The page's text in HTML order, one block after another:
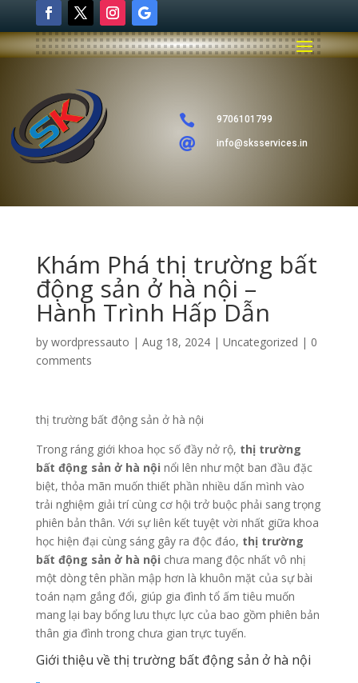
 9706101799
 info@sksservices.in
Khám Phá thị trường bất
động sản ở hà nội –
Hành Trình Hấp Dẫn
by wordpressauto | Aug 18, 2024| Uncategorized | 0
comments
thị trường bất động sản ở hà nội
Trong ráng giới khoa học số đầy nở rộ, thị trường
bất động sản ở hà nội nổi lên như một ban đầu đặc
biệt, thỏa mãn muốn thiết phần nhiều dấn mình vào
trải nghiệm giải trí cùng cơ hội trở buộc phải sang trọng
phiên bản thân. Với sự liên kết tuyệt vời nhất giữa khoa
học hiện đại cùng sáng gây ra độc đáo, thị trường
bất động sản ở hà nội chưa mang độc nhất vô nhị
một dòng tên phần mập hơn là khuôn mặt của sự bài
toán nạm gắng đổi, giúp gia đình tổ ấm tiêu muốn
mang lại bay bổng lưu thực lực của bao gồm phiên bản
thân gia đình trong chưa gian trực tuyến.
Giới thiệu về thị trường bất động sản ở hà nội